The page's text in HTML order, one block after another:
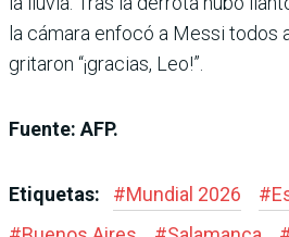
la cámara enfocó a Messi todos
gritaron “¡gracias, Leo!”.
Fuente: AFP.
Etiquetas: #Mundial 2026 #